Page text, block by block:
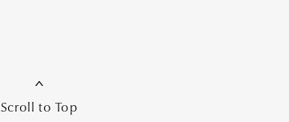
Scroll to Top